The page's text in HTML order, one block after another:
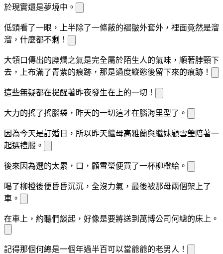
於現實還是夢境中。
低頭看了一眼，上半除了一條蔽的褶皺外套外，裡面竟然是溜
溜，什麼都不剩！
大領口傳出的糜爛之氣是完全屬於陌生人的氣味，順著脖頸下
去，
上布滿了青紫的痕跡，那是過度縱慾後留下來的痕跡！
這些無疑都在提醒著昨夜發生在 上的一切！
大力的搖了搖腦袋，昨天的一切這才在腦海里型了。
因為今天是訂婚日，所以昨天繼母高雅蘭與繼妹顧雪瑩陪著一
起選禮服。
後來因為選的太累， 口 ，顧雪瑩便買了一杯柳橙給 。
喝了柳橙後便昏昏沉沉，全沒力氣，最後被那母兩個架上了
車。
在車上， 約聽們談起，好像是要將送到萬博公司何總的床上。
記得那個何總是一個年過半百可以當爺爺的老男人！